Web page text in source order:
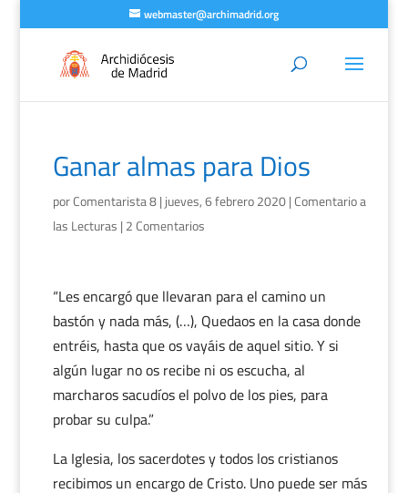
webmaster@archimadrid.org
Ganar almas para Dios
porComentarista 8| jueves, 6 febrero 2020|Comentario a
las Lecturas | 2 Comentarios
“Les encargó que llevaran para el camino un
bastón y nada más, (…), Quedaos en la casa donde
entréis, hasta que os vayáis de aquel sitio. Y si
algún lugar no os recibe ni os escucha, al
marcharos sacudíos el polvo de los pies, para
probar su culpa.”
La Iglesia, los sacerdotes y todos los cristianos
recibimos un encargo de Cristo. Uno puede ser más